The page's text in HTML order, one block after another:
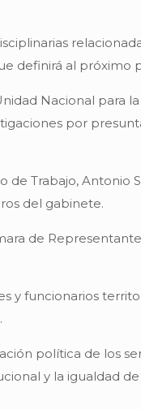
definirá al próximo
Nacional para
por
de Trabajo, Antonio
del gabinete.
de
y funcionarios
política de los
y la igualdad